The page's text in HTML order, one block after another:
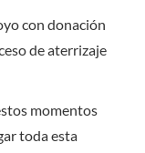
con donación
de aterrizaje
momentos
toda esta